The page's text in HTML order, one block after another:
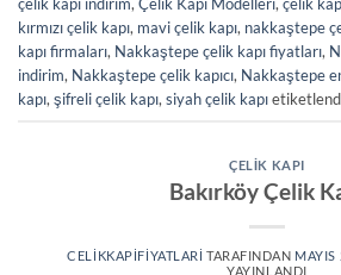
kırmızı çelik kapı, mavi çelik kapı, nakkaştepe
kapı firmaları, Nakkaştepe çelik kapı fiyatları,
indirim, Nakkaştepe çelik kapıcı, Nakkaştepe
kapı, şifreli çelik kapı, siyah çelik kapı
ÇELIK KAPI
Bakırköy Çelik
CELIKKAPIFIYATLARI TARAFINDAN MAYIS
YAYINLANDI